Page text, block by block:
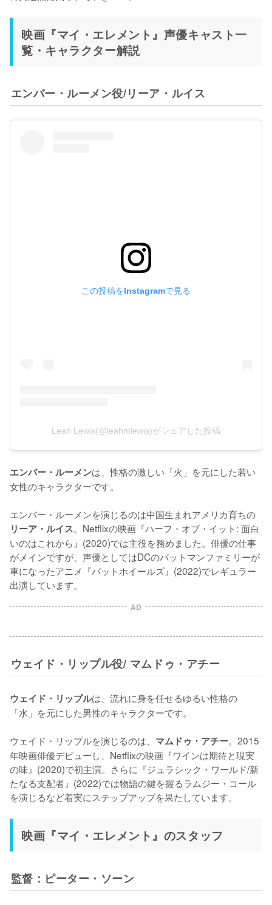
映画『マイ・エレメント』声優キャスト一
覧・キャラクター解説
エンバー・ルーメン役/リーア・ルイス
この投稿をInstagramで見る
Leah Lewis(@leahmlewis)がシェアした投稿
エンバー・ルーメンは、性格の激しい「火」を元にした若い
女性のキャラクターです。
エンバー・ルーメンを演じるのは中国生まれアメリカ育ちの
リーア・ルイス。Netflixの映画『ハーフ・オブ・イット: 面白
いのはこれから』(2020)では主役を務めました。俳優の仕事
がメインですが、声優としてはDCのバットマンファミリーが
車になったアニメ『バットホイールズ』(2022)でレギュラー
出演しています。
AD
ウェイド・リップル役/ マムドゥ・アチー
ウェイド・リップルは、流れに身を任せるゆるい性格の
「水」を元にした男性のキャラクターです。
ウェイド・リップルを演じるのは、 マムドゥ・アチー。2015
年映画俳優デビューし、Netflixの映画『ワインは期待と現実
の味』(2020)で初主演。さらに『ジュラシック・ワールド/新
たなる支配者』(2022)では物語の鍵を握るラムジー・コール
を演じるなど着実にステップアップを果たしています。
映画『マイ・エレメント』のスタッフ
監督：ピーター・ソーン